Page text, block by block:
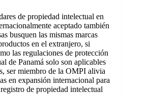
de propiedad intelectual en
aceptado también
busquen las mismas marcas
en el extranjero, si
las regulaciones de protección
de Panamá solo son aplicables
ser miembro de la OMPI alivia
en expansión internacional para
de propiedad intelectual